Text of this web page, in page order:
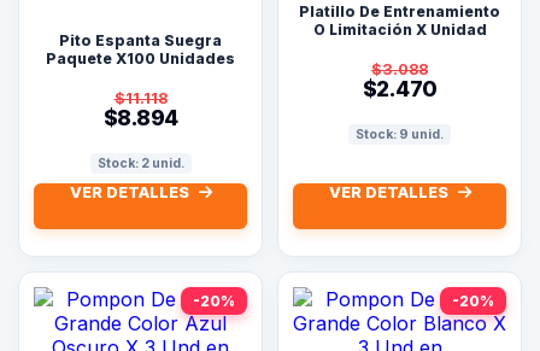
Pito Espanta Suegra
Paquete X100 Unidades
$11.118
$8.894
Stock: 2 unid.
VER DETALLES
Platillo De Entrenamiento
O Limitación X Unidad
$3.088
$2.470
Stock: 9 unid.
VER DETALLES
-20% -20%